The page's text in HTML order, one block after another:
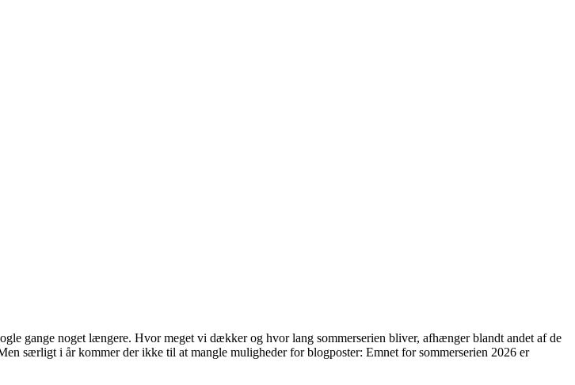
gange noget længere. Hvor meget vi dækker og hvor lang sommerserien bliver, afhænger blandt andet af de
særligt i år kommer der ikke til at mangle muligheder for blogposter: Emnet for sommerserien 2026 er